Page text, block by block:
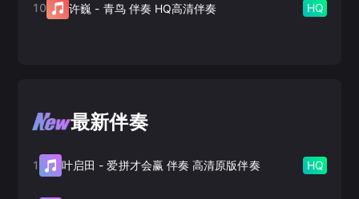
10 许巍 - 青鸟 伴奏 HQ高清伴奏 HQ
最新伴奏
1 叶启田 -爱拼才会赢 伴奏 高清原版伴奏 HQ